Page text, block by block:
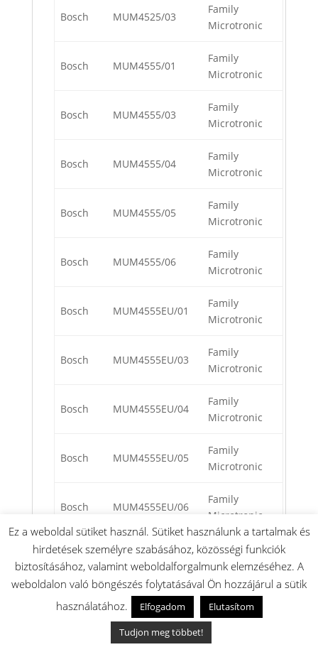
Bosch MUM4525/03
Family
Microtronic
Bosch MUM4555/01
Family
Microtronic
Bosch MUM4555/03
Family
Microtronic
Bosch MUM4555/04
Family
Microtronic
Bosch MUM4555/05
Family
Microtronic
Bosch MUM4555/06
Family
Microtronic
Bosch MUM4555EU/01
Family
Microtronic
Bosch MUM4555EU/03
Family
Microtronic
Bosch MUM4555EU/04
Family
Microtronic
Bosch MUM4555EU/05
Family
Microtronic
Bosch MUM4555EU/06
Family
Microtronic
Bosch MUM4570/01
Profi 45
Microtronic
Bosch MUM4570/02
Profi 45
Microtronic
Profi 45
Ez a weboldal sütiket használ. Sütiket használunk a tartalmak és
hirdetések személyre szabásához, közösségi funkciók
biztosításához, valamint weboldalforgalmunk elemzéséhez. A
weboldalon való böngészés folytatásával Ön hozzájárul a sütik
használatához.
Elfogadom
Elutasítom
Tudjon meg többet!